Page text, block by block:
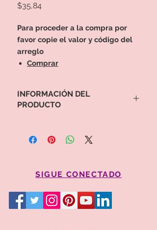
$35,84Precio
Para proceder a la compra por
favor copie el valor y código del
arreglo
Comprar
INFORMACIÓN DEL
PRODUCTO
Comprar
SIGUE CONECTADO